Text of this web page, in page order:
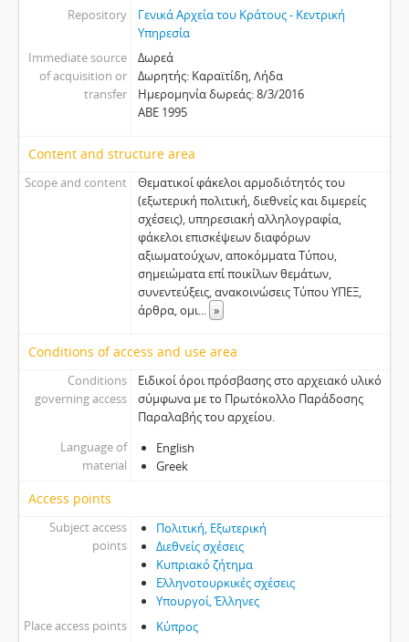
Repository
Γενικά Αρχεία του Κράτους - Κεντρική
Υπηρεσία
Immediate source
of acquisition or
transfer
Δωρεά
Δωρητής: Καραϊτίδη, Λήδα
Ημερομηνία δωρεάς: 8/3/2016
ΑΒΕ 1995
Content and structure area
Scope and content
Θεματικοί φάκελοι αρμοδιότητός του
(εξωτερική πολιτική, διεθνείς και διμερείς
σχέσεις), υπηρεσιακή αλληλογραφία,
φάκελοι επισκέψεων διαφόρων
αξιωματούχων, αποκόμματα Τύπου,
σημειώματα επί ποικίλων θεμάτων,
συνεντεύξεις, ανακοινώσεις Τύπου ΥΠΕΞ,
άρθρα, ομι... »
Conditions of access and use area
Conditions
governing access
Ειδικοί όροι πρόσβασης στο αρχειακό υλικό
σύμφωνα με το Πρωτόκολλο Παράδοσης
Παραλαβής του αρχείου.
Language of
material
English
Greek
Access points
Subject access
points
Πολιτική, Εξωτερική
Διεθνείς σχέσεις
Κυπριακό ζήτημα
Ελληνοτουρκικές σχέσεις
Υπουργοί, Έλληνες
Place access points
Κύπρος